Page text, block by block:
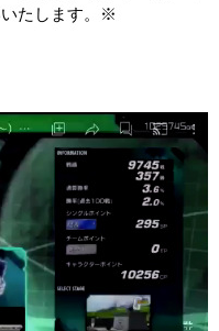
たします。※